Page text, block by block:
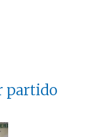
partido